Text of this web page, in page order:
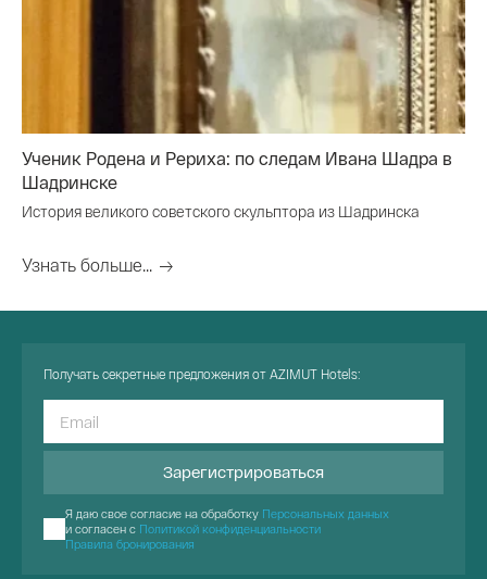
Ученик Родена и Рериха: по следам Ивана Шадра в
Шадринске
История великого советского скульптора из Шадринска
Узнать больше...
Получать секретные предложения от AZIMUT Hotels:
Зарегистрироваться
Я даю свое согласие на обработку Персональных данных
и согласен с Политикой конфиденциальности
Правила бронирования